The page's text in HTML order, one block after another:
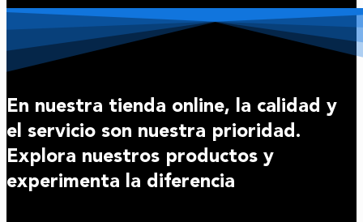
En nuestra tienda online, la calidad y
el servicio son nuestra prioridad.
Explora nuestros productos y
experimenta la diferencia